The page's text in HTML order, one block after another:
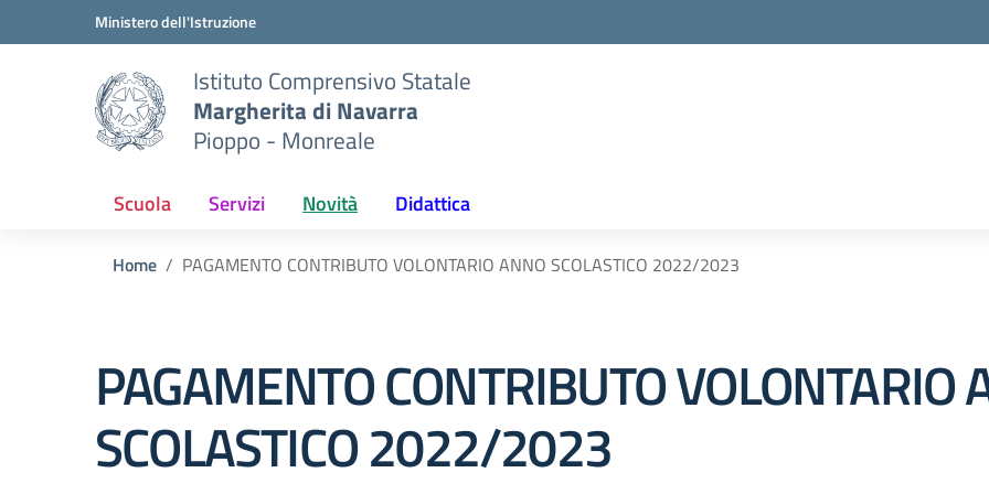
Vai ai contenuti
Vai al menu di navigazione
Ministero dell'Istruzione
Istituto Comprensivo Statale
Margherita di Navarra
Pioppo - Monreale
Scuola Servizi Novità Didattica
Home PAGAMENTO CONTRIBUTO VOLONTARIO ANNO SCOLASTICO 2022/2023
PAGAMENTO CONTRIBUTO VOLONTARIO
SCOLASTICO 2022/2023